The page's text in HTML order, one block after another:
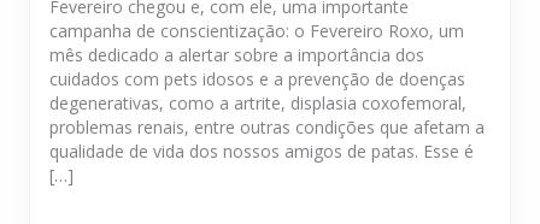
Fevereiro chegou e, com ele, uma importante
campanha de conscientização: o Fevereiro Roxo, um
mês dedicado a alertar sobre a importância dos
cuidados com pets idosos e a prevenção de doenças
degenerativas, como a artrite, displasia coxofemoral,
problemas renais, entre outras condições que afetam a
qualidade de vida dos nossos amigos de patas. Esse é
[…]